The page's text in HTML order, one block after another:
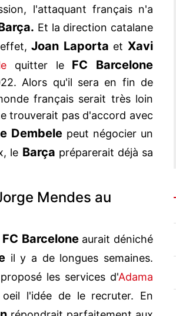
l'attaquant français n'a
Et la direction catalane
effet,Joan Laporta etXavi
quitter le FC Barcelone
Alors qu'il sera en fin de
français serait très loin
trouverait pas d'accord avec
Dembelepeut négocier un
le Barça préparerait déjà sa
Mendes au
FC Barceloneaurait déniché
il y a de longues semaines.
les services d'Adama
l'idée de le recruter. En